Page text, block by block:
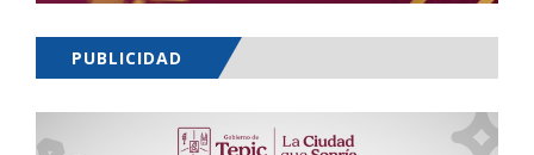
PUBLICIDAD